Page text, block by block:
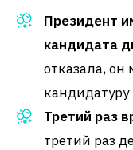
Президент
кандидата
отказала, он
Третий раз
третий раз